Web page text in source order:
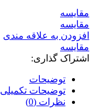
مقايسه
مقایسه
افزودن به علاقه مندی
مقایسه
اشتراک گذاری:
توضیحات
توضیحات تکمیلی
نظرات (0)